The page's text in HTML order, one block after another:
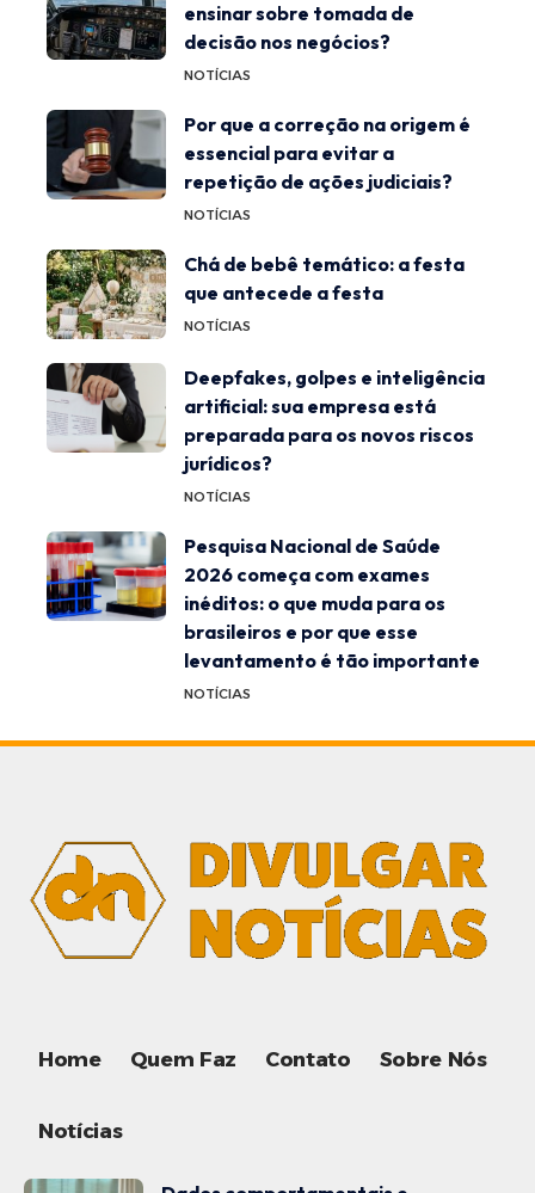
ensinar sobre tomada de
decisão nos negócios?
NOTÍCIAS
Por que a correção na origem é
essencial para evitar a
repetição de ações judiciais?
NOTÍCIAS
Chá de bebê temático: a festa
que antecede a festa
NOTÍCIAS
Deepfakes, golpes e inteligência
artificial: sua empresa está
preparada para os novos riscos
jurídicos?
NOTÍCIAS
Pesquisa Nacional de Saúde
2026 começa com exames
inéditos: o que muda para os
brasileiros e por que esse
levantamento é tão importante
NOTÍCIAS
Home Quem Faz Contato Sobre Nós
Notícias